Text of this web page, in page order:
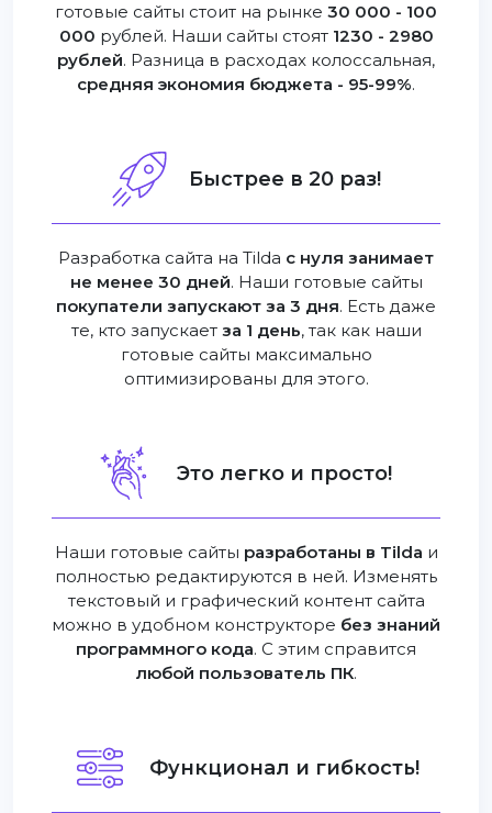
готовые сайты стоит на рынке 30 000 - 100
000 рублей. Наши сайты стоят 1230 - 2980
рублей. Разница в расходах колоссальная,
средняя экономия бюджета - 95-99%.
Быстрее в 20 раз!
Разработка сайта на Tilda с нуля занимает
не менее 30 дней. Наши готовые сайты
покупатели запускают за 3 дня. Есть даже
те, кто запускает за 1 день, так как наши
готовые сайты максимально
оптимизированы для этого.
Это легко и просто!
Наши готовые сайты разработаны в Tilda и
полностью редактируются в ней. Изменять
текстовый и графический контент сайта
можно в удобном конструкторе без знаний
программного кода. С этим справится
любой пользователь ПК.
Функционал и гибкость!